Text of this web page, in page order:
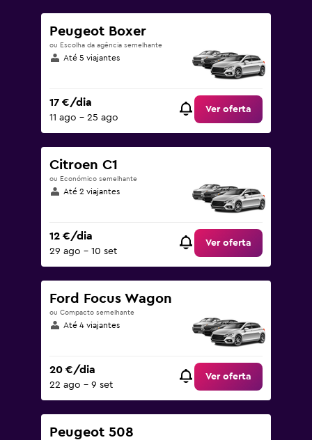
Peugeot Boxer
ou Escolha da agência semelhante
Até 5 viajantes
17 €/dia
11 ago – 25 ago
Ver oferta
Citroen C1
ou Económico semelhante
Até 2 viajantes
12 €/dia
29 ago – 10 set
Ver oferta
Ford Focus Wagon
ou Compacto semelhante
Até 4 viajantes
20 €/dia
22 ago – 9 set
Ver oferta
Peugeot 508